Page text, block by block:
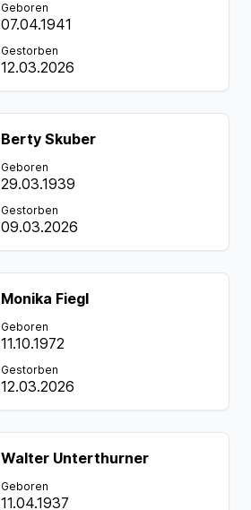
Geboren
07.04.1941
Gestorben
12.03.2026
Berty Skuber
Geboren
29.03.1939
Gestorben
09.03.2026
Monika Fiegl
Geboren
11.10.1972
Gestorben
12.03.2026
Walter Unterthurner
Geboren
11.04.1937